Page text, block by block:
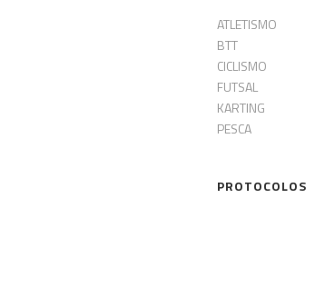
ATLETISMO
BTT
CICLISMO
FUTSAL
KARTING
PESCA
PROTOCOLOS